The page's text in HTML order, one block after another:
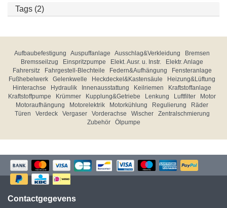
Tags (2)
Aufbaubefestigung Auspuffanlage Ausschlag&Verkleidung
Bremsen
Bremsseilzug
Einspritzpumpe Elekt. Ausr. u. Instr.
Elektr. Anlage
Fahrersitz
Fahrgestell-Blechteile Federn&Aufhängung
Fensteranlage
Fußhebelwerk
Gelenkwelle Heckdeckel&Kastensäule
Heizung&Lüftung
Hinterachse
Hydraulik Innenausstattung Keilriemen
Kraftstoffanlage
Kraftstoffpumpe
Krümmer Kupplung&Getriebe Lenkung Luftfilter
Motor
Motoraufhängung
Motorelektrik Motorkühlung Regulierung
Räder
Türen
Verdeck Vergaser Vorderachse Wischer
Zentralschmierung
Zubehör
Ölpumpe
Contactgegevens